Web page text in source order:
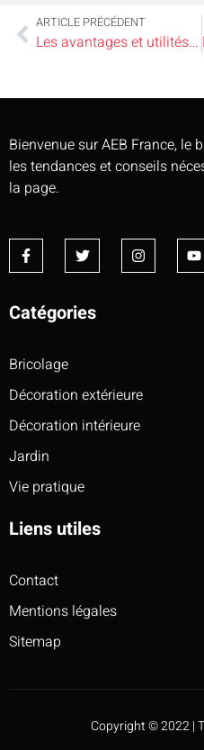
ARTICLE PRÉCÉDENT
Les avantages et utilités des pergolas : un guide pour mieux les comprendre
Bienvenue sur AEB France,
les tendances et conseils
la page.
Catégories
Bricolage
Décoration extérieure
Décoration intérieure
Jardin
Vie pratique
Liens utiles
Contact
Mentions légales
Sitemap
Copyright © 2022 |